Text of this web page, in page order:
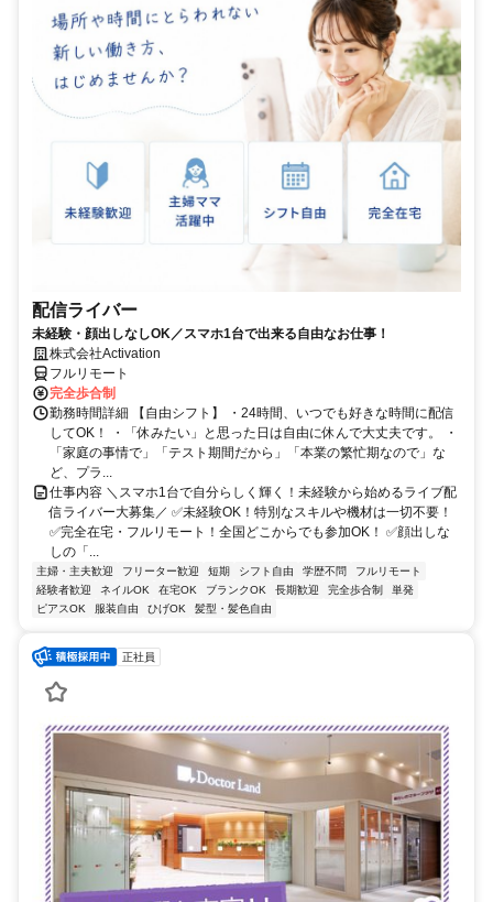
配信ライバー
未経験・顔出しなしOK／スマホ1台で出来る自由なお仕事！
株式会社Activation
フルリモート
完全歩合制
勤務時間詳細 【自由シフト】 ・24時間、いつでも好きな時間に配信
してOK！ ・「休みたい」と思った日は自由に休んで大丈夫です。 ・
「家庭の事情で」「テスト期間だから」「本業の繁忙期なので」な
ど、プラ...
仕事内容 ＼スマホ1台で自分らしく輝く！未経験から始めるライブ配
信ライバー大募集／ ✅未経験OK！特別なスキルや機材は一切不要！
✅完全在宅・フルリモート！全国どこからでも参加OK！ ✅顔出しな
しの「...
主婦・主夫歓迎 フリーター歓迎 短期 シフト自由 学歴不問
フルリモート
経験者歓迎
ネイルOK 在宅OK ブランクOK 長期歓迎 完全歩合制
単発
ピアスOK
服装自由 ひげOK 髪型・髪色自由
正社員